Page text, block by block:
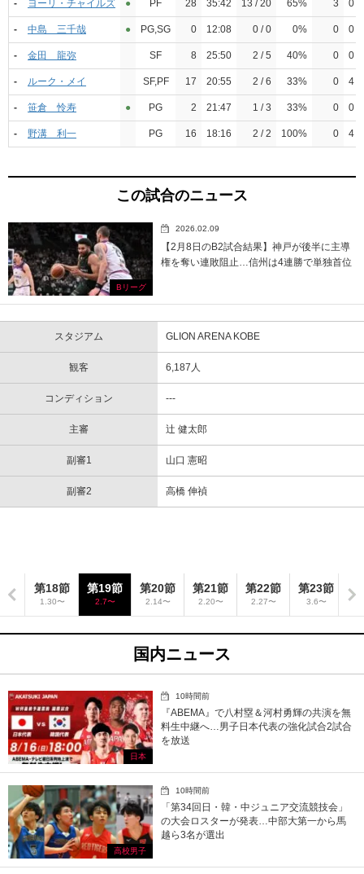
- ヨーリ・チャイルズ ●︎ PF 28 35:42 13 / 20 65% 3 0 /
- 中島 三千哉 ●︎ PG,SG 0 12:08 0 / 0 0% 0 0 /
- 金田 龍弥 SF 8 25:50 2 / 5 40% 0 0 /
- ルーク・メイ SF,PF 17 20:55 2 / 6 33% 0 4 /
- 笹倉 怜寿 ●︎ PG 2 21:47 1 / 3 33% 0 0 /
- 野溝 利一 PG 16 18:16 2 / 2 100% 0 4 /
この試合のニュース
Bリーグ
2026.02.09
【2月8日のB2試合結果】神戸が後半に主導
権を奪い連敗阻止…信州は4連勝で単独首位
スタジアム GLION ARENA KOBE
観客 6,187人
コンディション ---
主審 辻 健太郎
副審1 山口 憲昭
副審2 高橋 伸禎
節
〜
第18節
1.30〜
第19節
2.7〜
第20節
2.14〜
第21節
2.20〜
第22節
2.27〜
第23節
3.6〜
国内ニュース
日本
10時間前
『ABEMA』で八村塁＆河村勇輝の共演を無
料生中継へ…男子日本代表の強化試合2試合
を放送
高校男子
10時間前
「第34回日・韓・中ジュニア交流競技会」
の大会ロスターが発表…中部大第一から馬
越ら3名が選出